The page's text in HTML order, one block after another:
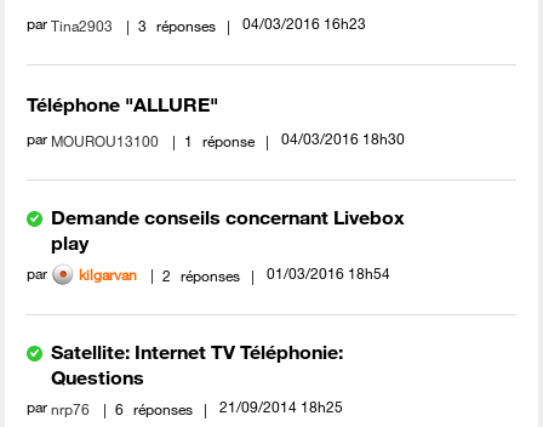
parTina2903 3 réponses ‎04/03/2016 16h23
Téléphone "ALLURE"
par MOUROU13100 1 réponse ‎04/03/2016 18h30
Demande conseils concernant Livebox
play
par kilgarvan 2 réponses ‎01/03/2016 18h54
Satellite: Internet TV Téléphonie:
Questions
parnrp76 6 réponses ‎21/09/2014 18h25